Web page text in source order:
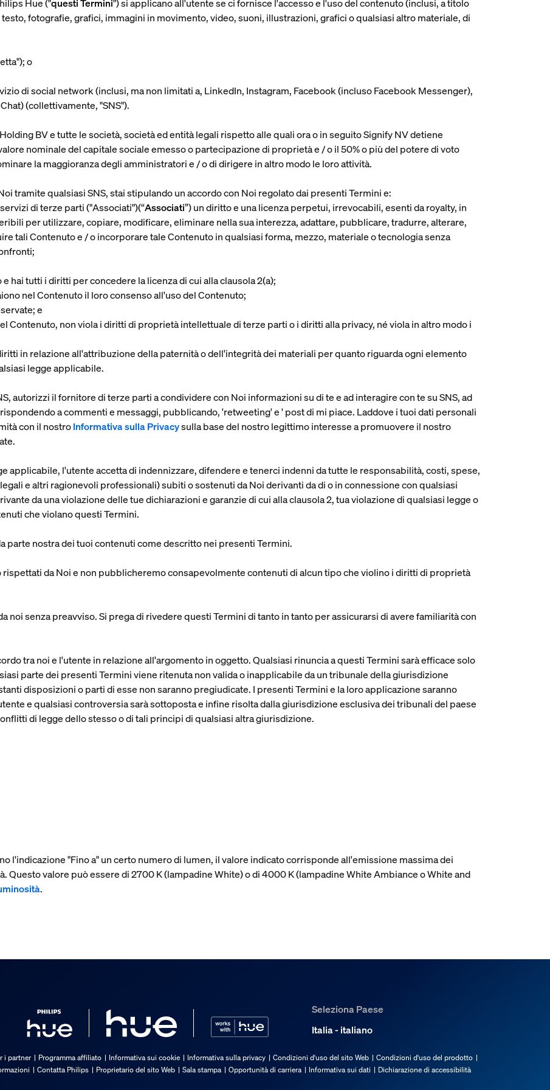
Hue ("questi Termini") si applicano all'utente se ci fornisce l'accesso e l'uso del contenuto (inclusi, a titolo
fotografie, grafici, immagini in movimento, video, suoni, illustrazioni, grafici o qualsiasi altro materiale, di
"); o
di social network (inclusi, ma non limitati a, LinkedIn, Instagram, Facebook (incluso Facebook Messenger),
(collettivamente, "SNS").
BV e tutte le società, società ed entità legali rispetto alle quali ora o in seguito Signify NV detiene
nominale del capitale sociale emesso o partecipazione di proprietà e / o il 50% o più del potere di voto
la maggioranza degli amministratori e / o di dirigere in altro modo le loro attività.
tramite qualsiasi SNS, stai stipulando un accordo con Noi regolato dai presenti Termini e:
di terze parti ("Associati")(“Associati”) un diritto e una licenza perpetui, irrevocabili, esenti da royalty, in
per utilizzare, copiare, modificare, eliminare nella sua interezza, adattare, pubblicare, tradurre, alterare,
tali Contenuto e / o incorporare tale Contenuto in qualsiasi forma, mezzo, materiale o tecnologia senza
hai tutti i diritti per concedere la licenza di cui alla clausola 2(a);
nel Contenuto il loro consenso all'uso del Contenuto;
e
Contenuto, non viola i diritti di proprietà intellettuale di terze parti o i diritti alla privacy, né viola in altro modo i
in relazione all'attribuzione della paternità o dell'integrità dei materiali per quanto riguarda ogni elemento
legge applicabile.
autorizzi il fornitore di terze parti a condividere con Noi informazioni su di te e ad interagire con te su SNS, ad
a commenti e messaggi, pubblicando, 'retweeting' e ' post di mi piace. Laddove i tuoi dati personali
con il nostroInformativa sulla Privacysulla base del nostro legittimo interesse a promuovere il nostro
applicabile, l'utente accetta di indennizzare, difendere e tenerci indenni da tutte le responsabilità, costi, spese,
e altri ragionevoli professionali) subiti o sostenuti da Noi derivanti da di o in connessione con qualsiasi
da una violazione delle tue dichiarazioni e garanzie di cui alla clausola 2, tua violazione di qualsiasi legge o
che violano questi Termini.
parte nostra dei tuoi contenuti come descritto nei presenti Termini.
da Noi e non pubblicheremo consapevolmente contenuti di alcun tipo che violino i diritti di proprietà
noi senza preavviso. Si prega di rivedere questi Termini di tanto in tanto per assicurarsi di avere familiarità con
tra noi e l'utente in relazione all'argomento in oggetto. Qualsiasi rinuncia a questi Termini sarà efficace solo
parte dei presenti Termini viene ritenuta non valida o inapplicabile da un tribunale della giurisdizione
disposizioni o parti di esse non saranno pregiudicate. I presenti Termini e la loro applicazione saranno
e qualsiasi controversia sarà sottoposta e infine risolta dalla giurisdizione esclusiva dei tribunali del paese
di legge dello stesso o di tali principi di qualsiasi altra giurisdizione.
l'indicazione "Fino a" un certo numero di lumen, il valore indicato corrisponde all'emissione massima dei
Questo valore può essere di 2700 K (lampadine White) o di 4000 K (lampadine White Ambiance o White and
.
Seleziona Paese
Italia - italiano
i partner Programma affiliato Informativa sui cookie Informativa sulla privacy Condizioni d'uso del sito Web
Condizioni d'uso del prodotto
Contatta Philips Proprietario del sito Web Sala stampa Opportunità di carriera Informativa sui dati Dichiarazione di accessibilità